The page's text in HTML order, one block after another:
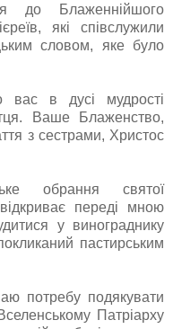
до Блаженнійшого
які співслужили
словом, яке було
в дусі мудрості
Ваше Блаженство,
з сестрами, Христос
обрання святої
переді мною
у винограднику
пастирським
потребу подякувати
Патріарху